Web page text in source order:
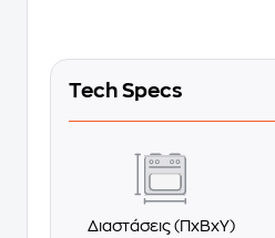
Tech Specs
Διαστάσεις (ΠxΒxΥ)